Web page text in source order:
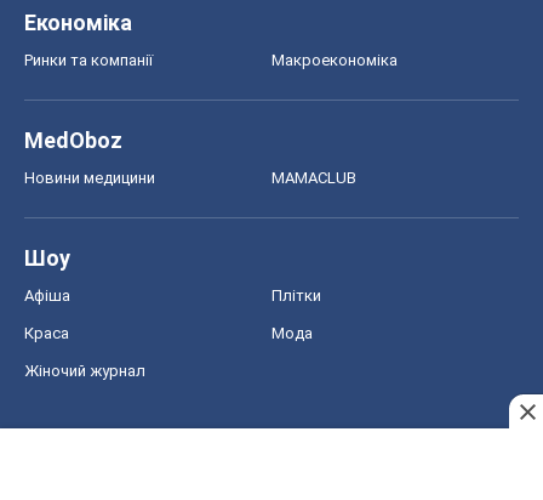
Економіка
Ринки та компанії Макроекономіка
MedOboz
Новини медицини MAMACLUB
Шоу
Афіша Плітки
Краса Мода
Жіночий журнал